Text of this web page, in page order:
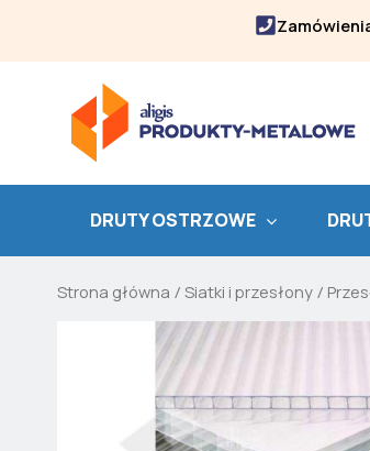
DRUTY OSTRZOWE
Strona główna / Siatki i przesłony /